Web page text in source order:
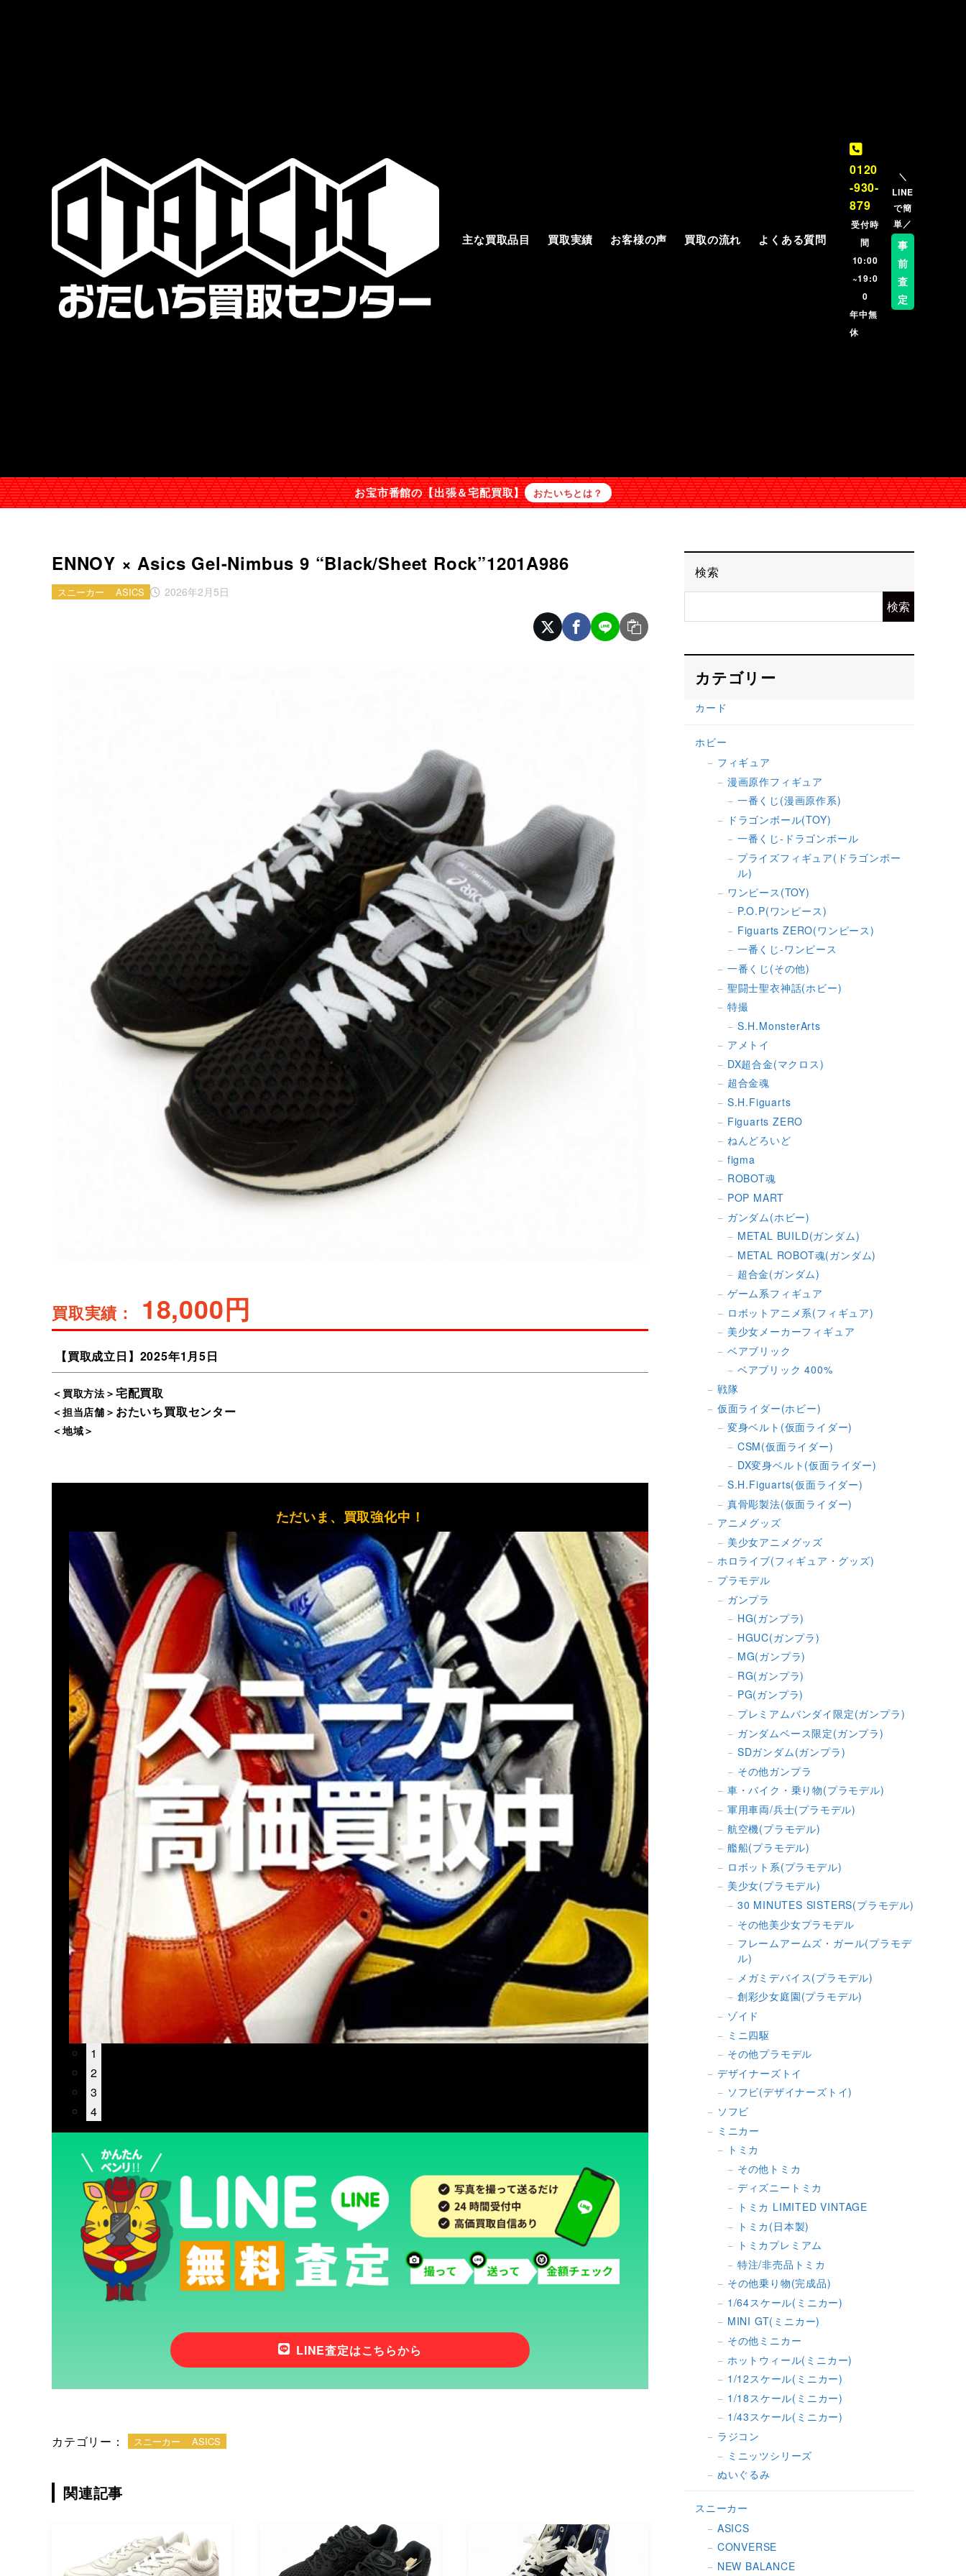
主な買取品目 買取実績 お客様の声 買取の流れ よくある質問
0120
-930-
879
受付時
間
10:00
~19:0
0
年中無
休
＼
LINE
で簡
単／
事
前
査
定
お宝市番館の【出張＆宅配買取】 おたいちとは？
ΕΝΝΟΥ × Asics Gel-Nimbus 9 “Black/Sheet Rock”1201A986
2026年2月5日
スニーカー ASICS
買取実績： 18,000円
【買取成立日】 2025 1 5
＜買取方法＞ 宅配買取
＜担当店舗＞ おたいち買取センター
＜地域＞
ただいま、買取強化中！
1
2
3
4
LINE査定はこちらから
カテゴリー： スニーカー ASICS
関連記事
検索
検索
カテゴリー
カード
ホビー
フィギュア
漫画原作フィギュア
一番くじ(漫画原作系)
ドラゴンボール(TOY)
一番くじ-ドラゴンボール
プライズフィギュア(ドラゴンボー
ル)
ワンピース(TOY)
P.O.P(ワンピース)
Figuarts ZERO(ワンピース)
一番くじ-ワンピース
一番くじ(その他)
聖闘士聖衣神話(ホビー)
特撮
S.H.MonsterArts
アメトイ
DX超合金(マクロス)
超合金魂
S.H.Figuarts
Figuarts ZERO
ねんどろいど
figma
ROBOT魂
POP MART
ガンダム(ホビー)
METAL BUILD(ガンダム)
METAL ROBOT魂(ガンダム)
超合金(ガンダム)
ゲーム系フィギュア
ロボットアニメ系(フィギュア)
美少女メーカーフィギュア
ベアブリック
ベアブリック 400%
戦隊
仮面ライダー(ホビー)
変身ベルト(仮面ライダー)
CSM(仮面ライダー)
DX変身ベルト(仮面ライダー)
S.H.Figuarts(仮面ライダー)
真骨彫製法(仮面ライダー)
アニメグッズ
美少女アニメグッズ
ホロライブ(フィギュア・グッズ)
プラモデル
ガンプラ
HG(ガンプラ)
HGUC(ガンプラ)
MG(ガンプラ)
RG(ガンプラ)
PG(ガンプラ)
プレミアムバンダイ限定(ガンプラ)
ガンダムベース限定(ガンプラ)
SDガンダム(ガンプラ)
その他ガンプラ
車・バイク・乗り物(プラモデル)
軍用車両/兵士(プラモデル)
航空機(プラモデル)
艦船(プラモデル)
ロボット系(プラモデル)
美少女(プラモデル)
30 MINUTES SISTERS(プラモデル)
その他美少女プラモデル
フレームアームズ・ガール(プラモデ
ル)
メガミデバイス(プラモデル)
創彩少女庭園(プラモデル)
ゾイド
ミニ四駆
その他プラモデル
デザイナーズトイ
ソフビ(デザイナーズトイ)
ソフビ
ミニカー
トミカ
その他トミカ
ディズニートミカ
トミカ LIMITED VINTAGE
トミカ(日本製)
トミカプレミアム
特注/非売品トミカ
その他乗り物(完成品)
1/64スケール(ミニカー)
MINI GT(ミニカー)
その他ミニカー
ホットウィール(ミニカー)
1/12スケール(ミニカー)
1/18スケール(ミニカー)
1/43スケール(ミニカー)
ラジコン
ミニッツシリーズ
ぬいぐるみ
スニーカー
ASICS
CONVERSE
NEW BALANCE